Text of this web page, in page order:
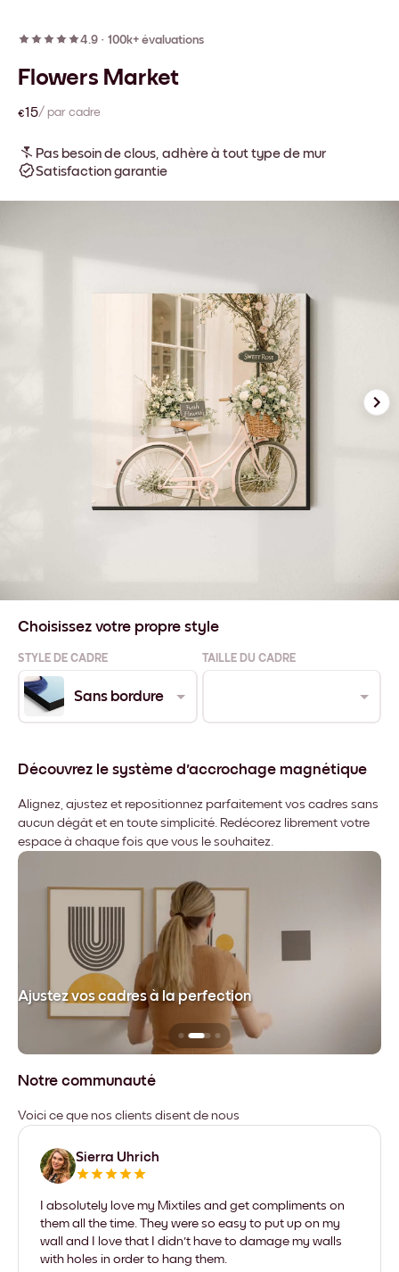
4.9 · 100k+ évaluations
Flowers Market
€15/ par cadre
Pas besoin de clous, adhère à tout type de mur
Satisfaction garantie
Choisissez votre propre style
STYLE DE CADRE TAILLE DU CADRE
Sans bordure
Découvrez le système d'accrochage magnétique
Alignez, ajustez et repositionnez parfaitement vos cadres sans
aucun dégât et en toute simplicité. Redécorez librement votre
espace à chaque fois que vous le souhaitez.
Ajustez vos cadres à la perfection
Notre communauté
Voici ce que nos clients disent de nous
Sierra Uhrich
I absolutely love my Mixtiles and get compliments on
them all the time. They were so easy to put up on my
wall and I love that I didn't have to damage my walls
with holes in order to hang them.